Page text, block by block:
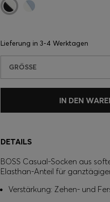
Lieferung in 3-4 Werktagen
GRÖSSE
IN DEN
DETAILS
BOSS Casual-Socken aus
Elasthan-Anteil für
Verstärkung: Zehen- und